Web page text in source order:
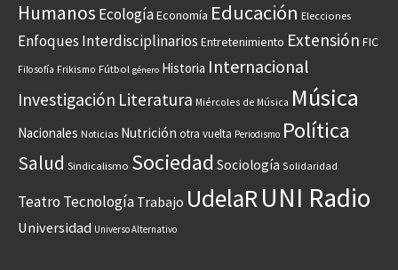
Humanos EcologíaEconomía Educación Elecciones
Enfoques Interdisciplinarios Entretenimiento Extensión FIC
Filosofía Frikismo Fútbol género Historia Internacional
Investigación Literatura Miércoles de Música Música
Nacionales Noticias Nutrición otra vuelta Periodismo Política
Salud Sindicalismo Sociedad Sociología Solidaridad
Teatro Tecnología Trabajo UdelaR UNI Radio
Universidad Universo Alternativo